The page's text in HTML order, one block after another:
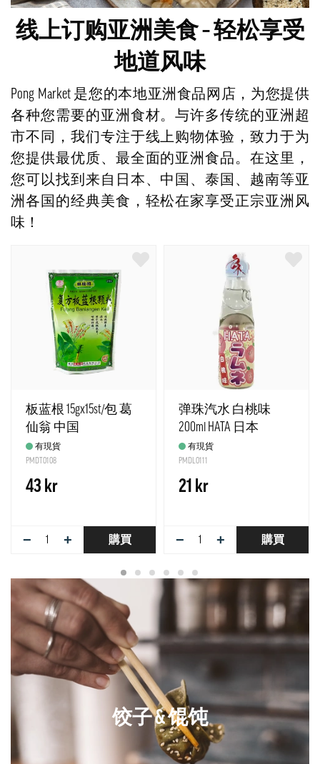
线上订购亚洲美食 – 轻松享受
地道风味
Pong Market 是您的本地亚洲食品网店，为您提供
各种您需要的亚洲食材。与许多传统的亚洲超
市不同，我们专注于线上购物体验，致力于为
您提供最优质、最全面的亚洲食品。在这里，
您可以找到来自日本、中国、泰国、越南等亚
洲各国的经典美食，轻松在家享受正宗亚洲风
味！
板蓝根 15gx15st/包 葛
仙翁 中国
有現貨
PMDT0108
43 kr
− + 購買
弹珠汽水 白桃味
200ml HATA 日本
有現貨
PMDL0111
21 kr
− + 購買
饺子 & 馄饨